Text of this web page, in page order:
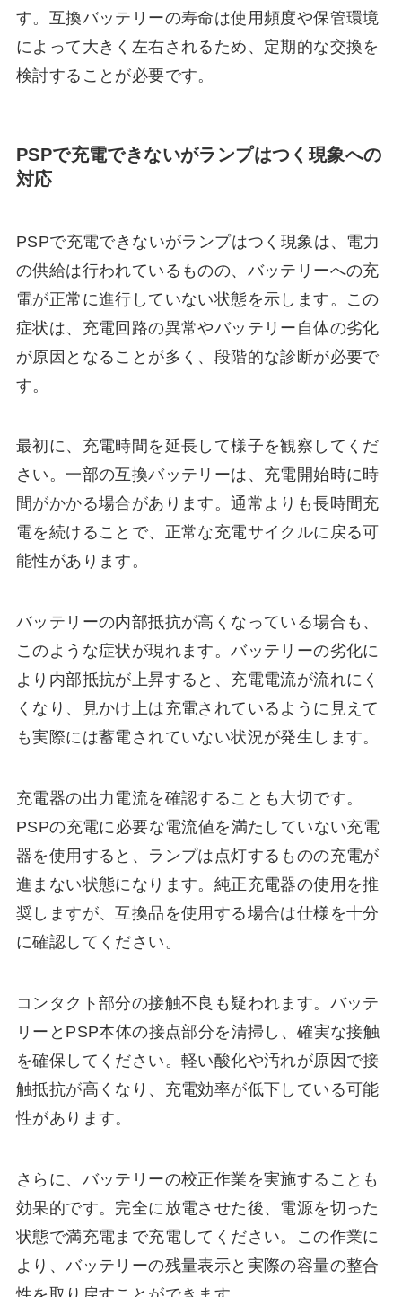
す。互換バッテリーの寿命は使用頻度や保管環境
によって大きく左右されるため、定期的な交換を
検討することが必要です。
PSPで充電できないがランプはつく現象への
対応
PSPで充電できないがランプはつく現象は、電力
の供給は行われているものの、バッテリーへの充
電が正常に進行していない状態を示します。この
症状は、充電回路の異常やバッテリー自体の劣化
が原因となることが多く、段階的な診断が必要で
す。
最初に、充電時間を延長して様子を観察してくだ
さい。一部の互換バッテリーは、充電開始時に時
間がかかる場合があります。通常よりも長時間充
電を続けることで、正常な充電サイクルに戻る可
能性があります。
バッテリーの内部抵抗が高くなっている場合も、
このような症状が現れます。バッテリーの劣化に
より内部抵抗が上昇すると、充電電流が流れにく
くなり、見かけ上は充電されているように見えて
も実際には蓄電されていない状況が発生します。
充電器の出力電流を確認することも大切です。
PSPの充電に必要な電流値を満たしていない充電
器を使用すると、ランプは点灯するものの充電が
進まない状態になります。純正充電器の使用を推
奨しますが、互換品を使用する場合は仕様を十分
に確認してください。
コンタクト部分の接触不良も疑われます。バッテ
リーとPSP本体の接点部分を清掃し、確実な接触
を確保してください。軽い酸化や汚れが原因で接
触抵抗が高くなり、充電効率が低下している可能
性があります。
さらに、バッテリーの校正作業を実施することも
効果的です。完全に放電させた後、電源を切った
状態で満充電まで充電してください。この作業に
より、バッテリーの残量表示と実際の容量の整合